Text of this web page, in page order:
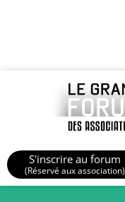
S'inscrire au forum
(Réservé aux association)